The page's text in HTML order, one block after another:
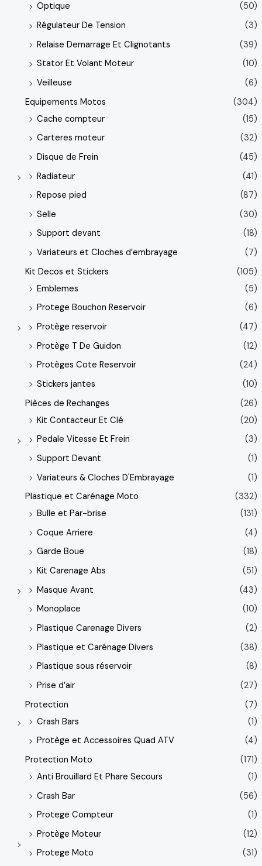
Optique
(50)
Régulateur De Tension
(3)
Relaise Demarrage Et Clignotants
(39)
Stator Et Volant Moteur
(10)
Veilleuse
(6)
Equipements Motos
(304)
Cache compteur
(15)
Carteres moteur
(32)
Disque de Frein
(45)
Radiateur
(41)
Repose pied
(87)
Selle
(30)
Support devant
(18)
Variateurs et Cloches d’embrayage
(7)
Kit Decos et Stickers
(105)
Emblemes
(5)
Protege Bouchon Reservoir
(6)
Protège reservoir
(47)
Protège T De Guidon
(12)
Protèges Cote Reservoir
(24)
Stickers jantes
(10)
Pièces de Rechanges
(26)
Kit Contacteur Et Clé
(20)
Pedale Vitesse Et Frein
(3)
Support Devant
(1)
Variateurs & Cloches D'Embrayage
(1)
Plastique et Carénage Moto
(332)
Bulle et Par-brise
(131)
Coque Arriere
(4)
Garde Boue
(18)
Kit Carenage Abs
(51)
Masque Avant
(43)
Monoplace
(10)
Plastique Carenage Divers
(2)
Plastique et Carénage Divers
(38)
Plastique sous réservoir
(8)
Prise d’air
(27)
Protection
(7)
Crash Bars
(1)
Protège et Accessoires Quad ATV
(4)
Protection Moto
(171)
Anti Brouillard Et Phare Secours
(1)
Crash Bar
(56)
Protege Compteur
(1)
Protège Moteur
(12)
Protege Moto
(31)